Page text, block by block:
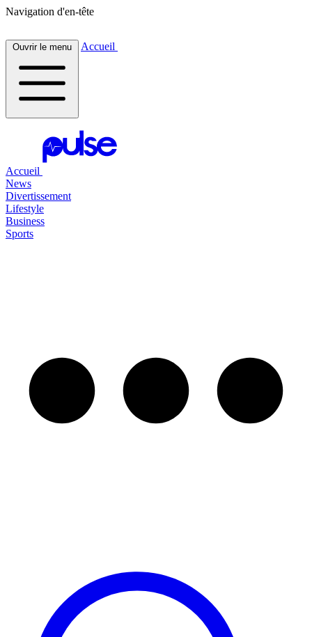
Navigation d'en-tête
Ouvrir le menu Accueil
Accueil
News
Divertissement
Lifestyle
Business
Sports